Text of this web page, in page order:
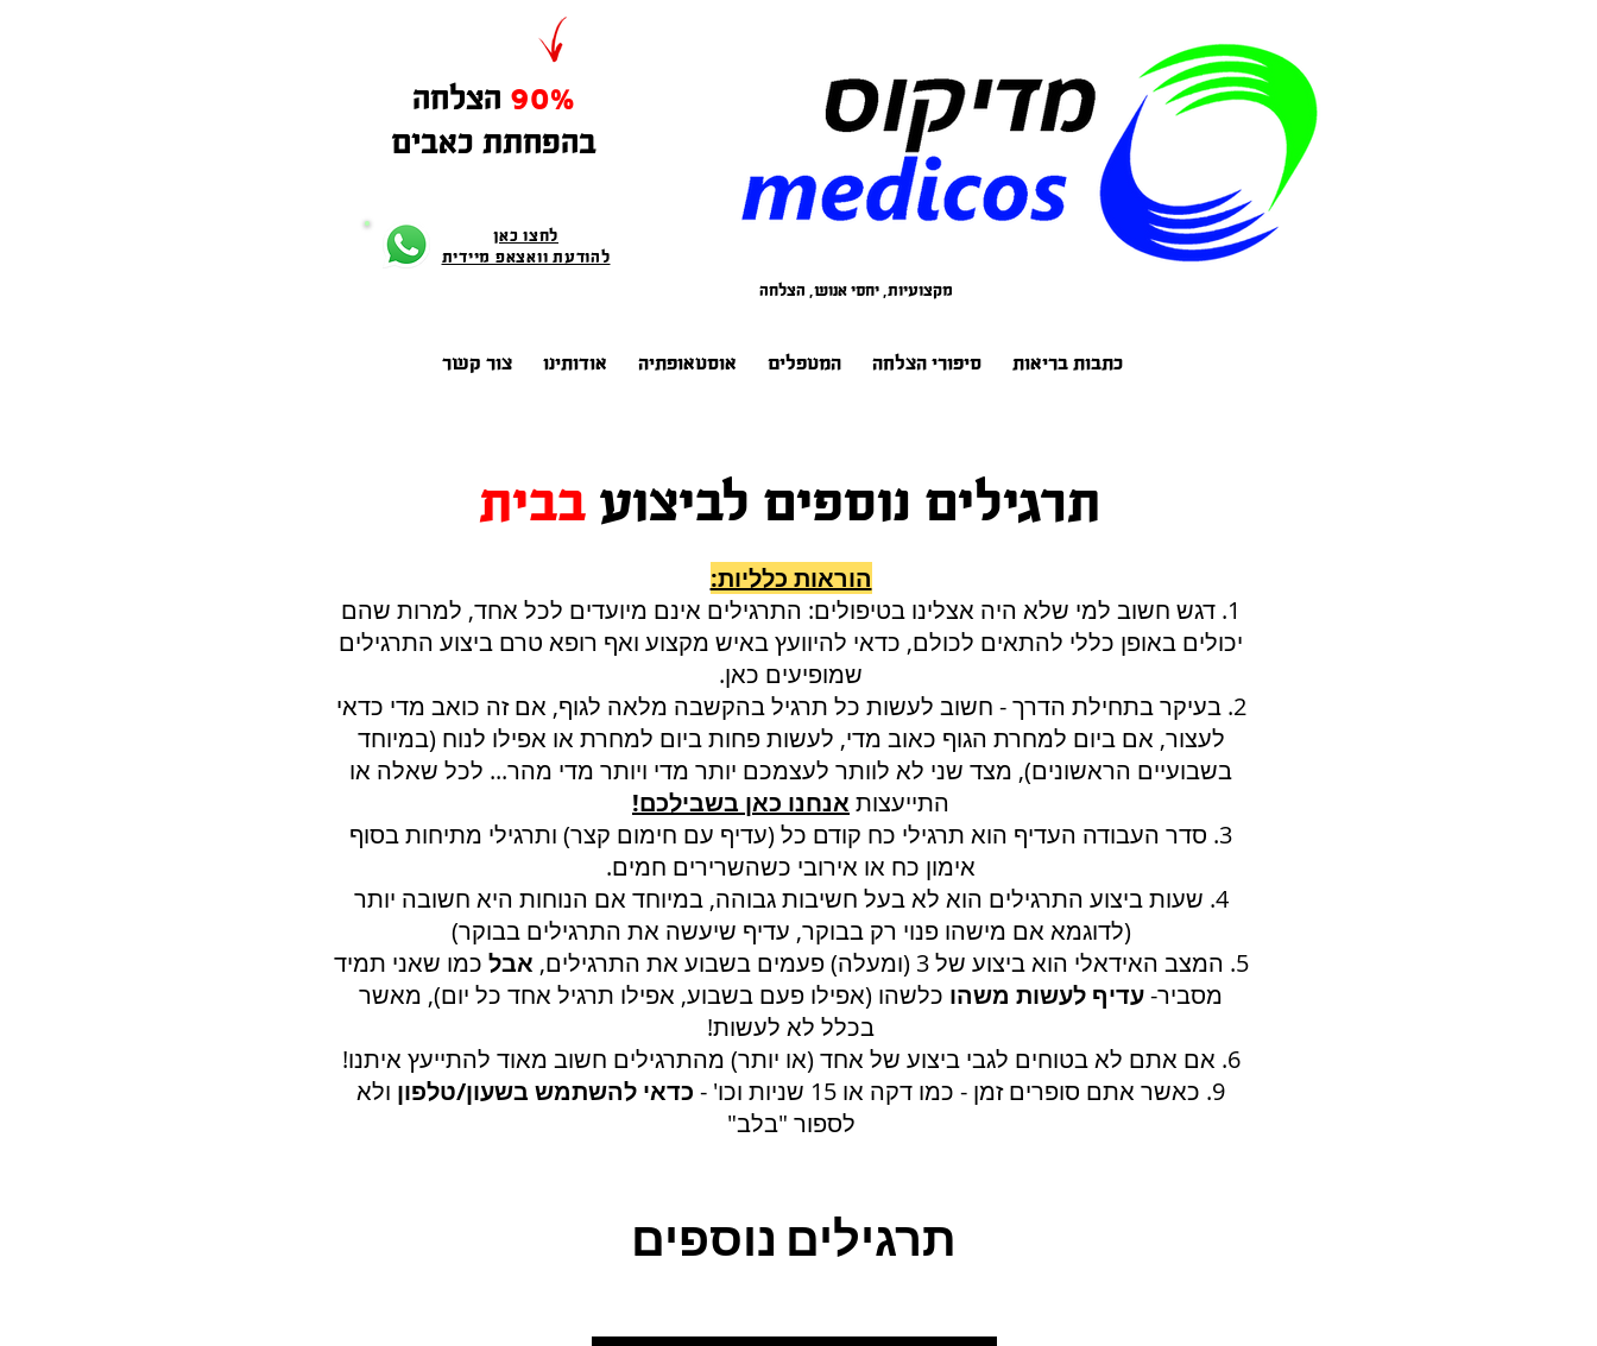
90% הצלחה
בהפחתת כאבים
לחצו כאן
להודעת וואצאפ מיידית
מקצועיות, יחסי אנוש, הצלחה
צור קשר אודותינו אוסטאופתיה המטפלים סיפורי הצלחה כתבות בריאות
תרגילים נוספים לביצועבבית
הוראות כלליות:
1. דגש חשוב למי שלא היה אצלינו בטיפולים: התרגילים אינם מיועדים לכל אחד, למרות שהם
יכולים באופן כללי להתאים לכולם, כדאי להיוועץ באיש מקצוע ואף רופא טרם ביצוע התרגילים
שמופיעים כאן.
2. בעיקר בתחילת הדרך - חשוב לעשות כל תרגיל בהקשבה מלאה לגוף, אם זה כואב מדי כדאי
לעצור, אם ביום למחרת הגוף כאוב מדי, לעשות פחות ביום למחרת או אפילו לנוח (במיוחד
בשבועיים הראשונים), מצד שני לא לוותר לעצמכם יותר מדי ויותר מדי מהר... לכל שאלה או
התייעצות אנחנו כאן בשבילכם!
3. סדר העבודה העדיף הוא תרגילי כח קודם כל (עדיף עם חימום קצר) ותרגילי מתיחות בסוף
אימון כח או אירובי כשהשרירים חמים.
4. שעות ביצוע התרגילים הוא לא בעל חשיבות גבוהה, במיוחד אם הנוחות היא חשובה יותר
(לדוגמא אם מישהו פנוי רק בבוקר, עדיף שיעשה את התרגילים בבוקר)
5. המצב האידאלי הוא ביצוע של 3 (ומעלה) פעמים בשבוע את התרגילים,
אבל כמו שאני תמיד
מסביר-עדיף לעשות משהו כלשהו (אפילו פעם בשבוע, אפילו תרגיל אחד כל יום), מאשר
בכלל לא לעשות!
6. אם אתם לא בטוחים לגבי ביצוע של אחד (או יותר) מהתרגילים חשוב מאוד להתייעץ איתנו!
9. כאשר אתם סופרים זמן - כמו דקה או 15 שניות וכו' -
כדאי להשתמש בשעון/טלפון ולא
לספור "בלב"
תרגילים נוספים